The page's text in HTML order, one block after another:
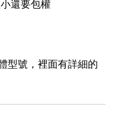
還要包權
號，裡面有詳細的